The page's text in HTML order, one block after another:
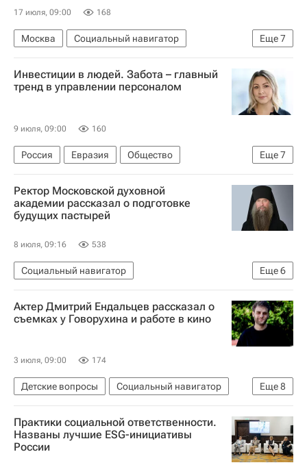
Краснодарский край
17 июля, 09:00 168
Еще7
Москва
Социальный навигатор
ESG (экологическое, социальное и корпоративное управление)
Форум
Общество Россия
Компания
Инвестиции в людей. Забота – главный
тренд в управлении персоналом
9 июля, 09:00 160
Еще7
Россия Евразия
Общество
Социальный навигатор
AstraZeneca
персонал
сотрудники
работодатель
Ректор Московской духовной
академии рассказал о подготовке
будущих пастырей
8 июля, 09:16 538
Еще6
Социальный навигатор
Московская духовная академия
СН_Образование
Религия
Россия
Актер Дмитрий Ендальцев рассказал о
съемках у Говорухина и работе в кино
3 июля, 09:00 174
Еще8
Детские вопросы
Социальный навигатор
Юнкоры России сегодня
Орленок (детский центр)
Медиалаборатория в "Орленке"
Практики социальной ответственности.
Названы лучшие ESG-инициативы
России